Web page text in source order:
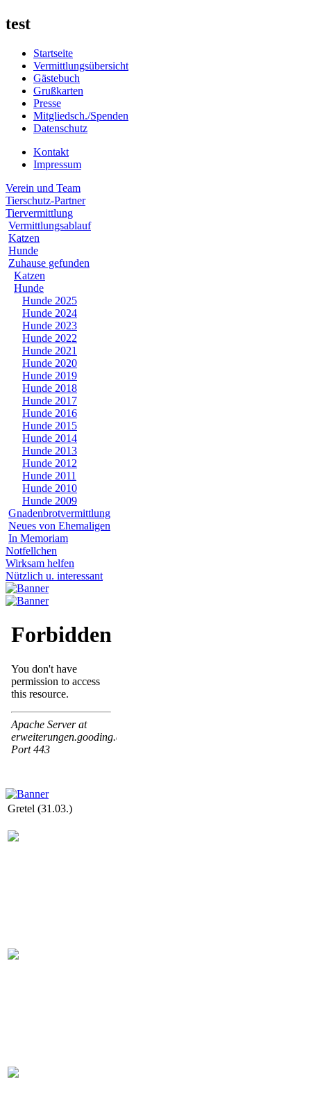
test
Startseite
Vermittlungsübersicht
Gästebuch
Grußkarten
Presse
Mitgliedsch./Spenden
Datenschutz
Kontakt
Impressum
Verein und Team
Tierschutz-Partner
Tiervermittlung
Vermittlungsablauf
Katzen
Hunde
Zuhause gefunden
Katzen
Hunde
Hunde 2025
Hunde 2024
Hunde 2023
Hunde 2022
Hunde 2021
Hunde 2020
Hunde 2019
Hunde 2018
Hunde 2017
Hunde 2016
Hunde 2015
Hunde 2014
Hunde 2013
Hunde 2012
Hunde 2011
Hunde 2010
Hunde 2009
Gnadenbrotvermittlung
Neues von Ehemaligen
In Memoriam
Notfellchen
Wirksam helfen
Nützlich u. interessant
Gretel (31.03.)